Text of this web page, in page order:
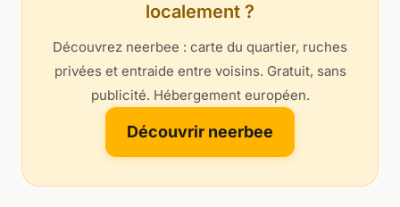
localement ?
Découvrez neerbee : carte du quartier, ruches
privées et entraide entre voisins. Gratuit, sans
publicité. Hébergement européen.
Découvrir neerbee